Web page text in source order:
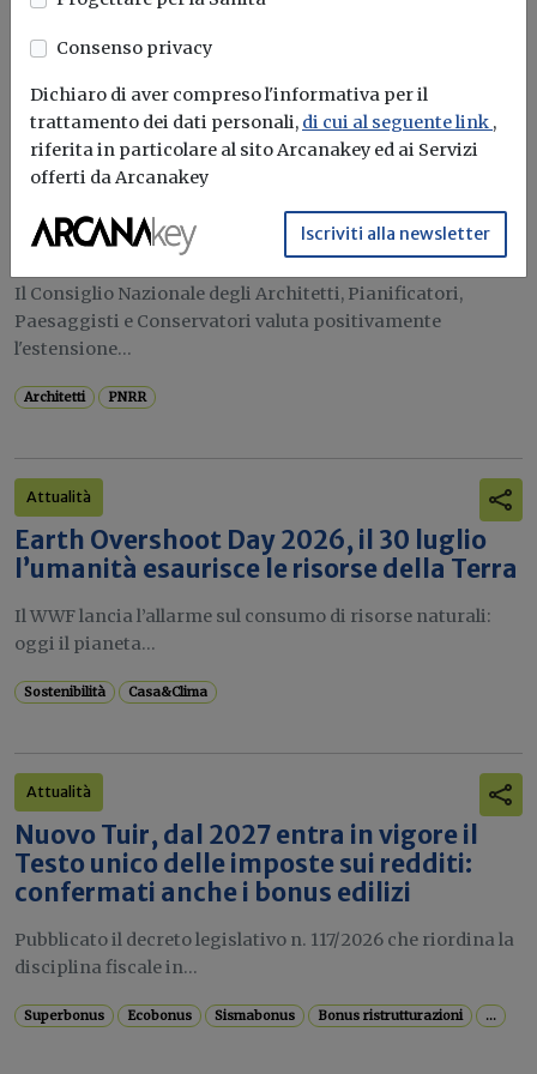
bonus elettrodomestici, che...
Attualità
PNRR, gli Architetti: «La proroga è una
garanzia per completare le opere con
qualità e senza rinunciare alla
sostenibilità»
Il Consiglio Nazionale degli Architetti, Pianificatori,
Paesaggisti e Conservatori valuta positivamente
l'estensione...
Architetti PNRR
Attualità
Earth Overshoot Day 2026, il 30 luglio
l’umanità esaurisce le risorse della Terra
Il WWF lancia l’allarme sul consumo di risorse naturali:
oggi il pianeta...
Sostenibilità Casa&Clima
Attualità
Nuovo Tuir, dal 2027 entra in vigore il
Testo unico delle imposte sui redditi:
confermati anche i bonus edilizi
Pubblicato il decreto legislativo n. 117/2026 che riordina la
disciplina fiscale in...
Superbonus Ecobonus Sismabonus Bonus ristrutturazioni ...
Consenso privacy
Dichiaro di aver compreso l'informativa per il
trattamento dei dati personali, di cui al seguente link ,
riferita in particolare al sito Arcanakey ed ai Servizi
offerti da Arcanakey
Iscriviti alla newsletter